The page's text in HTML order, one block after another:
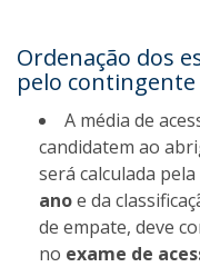
Ordenação dos
pelo
A média de
candidatem ao
será calculada
anoe da
de empate, deve
no exame de